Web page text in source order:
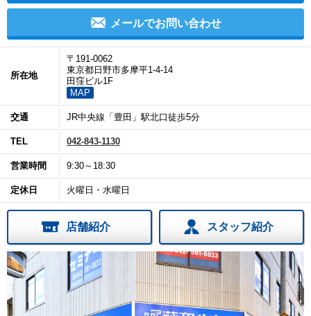
メールでお問い合わせ
所在地
〒191-0062
東京都日野市多摩平1-4-14
田窪ビル1F
MAP
交通 JR中央線「豊田」駅北口徒歩5分
TEL 042-843-1130
営業時間 9:30～18:30
定休日 火曜日・水曜日
店舗紹介 スタッフ紹介